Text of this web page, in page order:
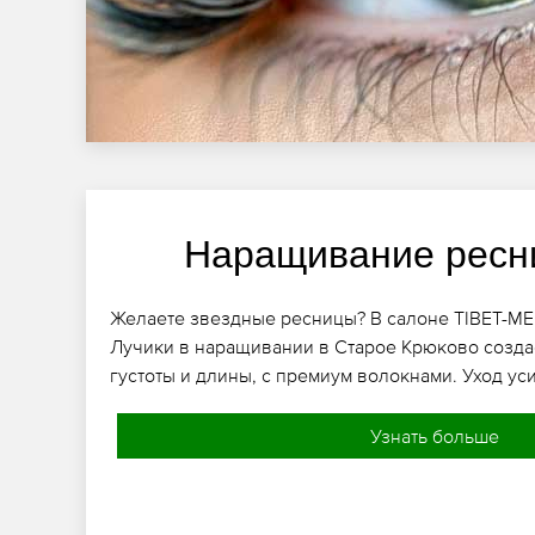
Наращивание
Желаете звездные ресницы? В салоне TIBET-
Лучики в наращивании в Старое Крюково
густоты и длины, с премиум волокнами. Уход
Узнать больше